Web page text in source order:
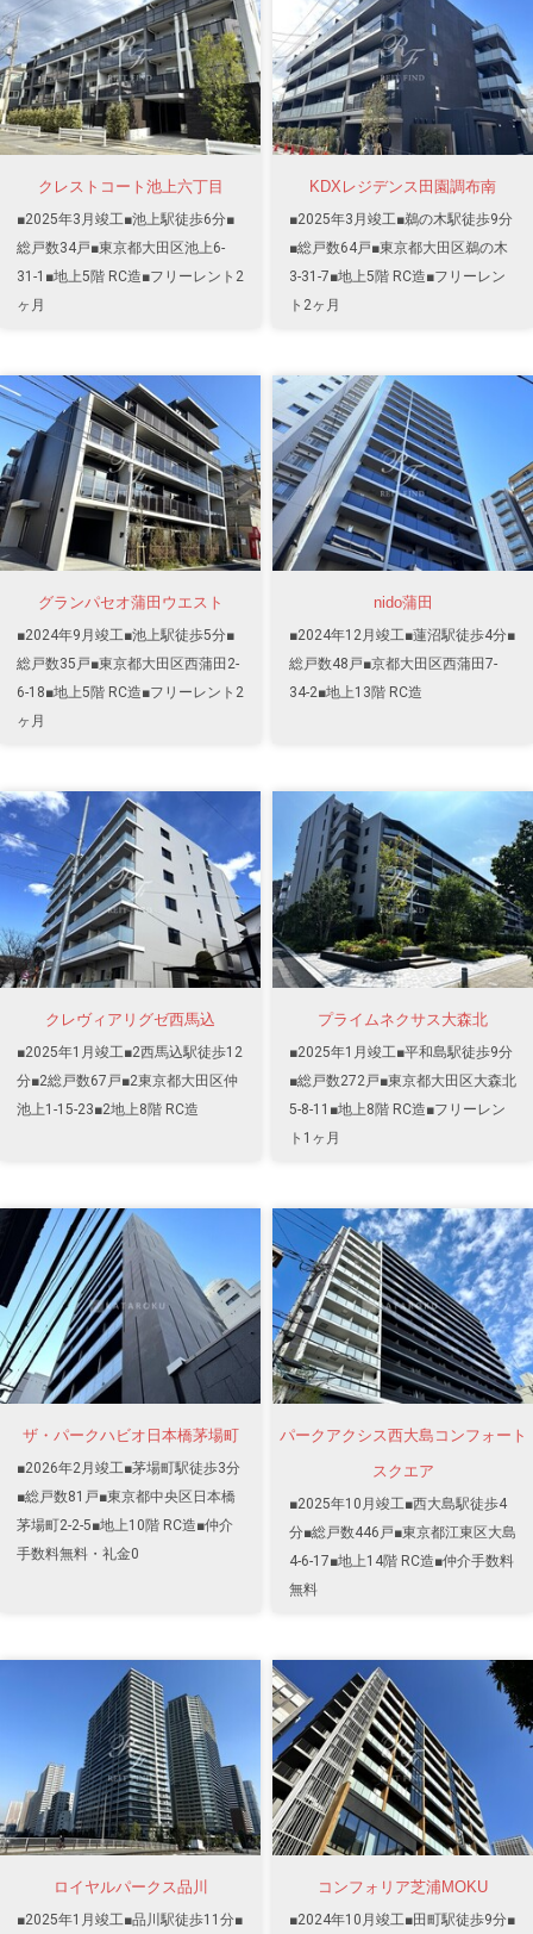
クレストコート池上六丁目
■2025年3月竣工■池上駅徒歩6分■
総戸数34戸■東京都大田区池上6-
31-1■地上5階 RC造■フリーレント2
ヶ月
KDXレジデンス田園調布南
■2025年3月竣工■鵜の木駅徒歩9分
■総戸数64戸■東京都大田区鵜の木
3-31-7■地上5階 RC造■フリーレン
ト2ヶ月
グランパセオ蒲田ウエスト
■2024年9月竣工■池上駅徒歩5分■
総戸数35戸■東京都大田区西蒲田2-
6-18■地上5階 RC造■フリーレント2
ヶ月
nido蒲田
■2024年12月竣工■蓮沼駅徒歩4分■
総戸数48戸■京都大田区西蒲田7-
34-2■地上13階 RC造
クレヴィアリグゼ西馬込
■2025年1月竣工■2西馬込駅徒歩12
分■2総戸数67戸■2東京都大田区仲
池上1-15-23■2地上8階 RC造
プライムネクサス大森北
■2025年1月竣工■平和島駅徒歩9分
■総戸数272戸■東京都大田区大森北
5-8-11■地上8階 RC造■フリーレン
ト1ヶ月
ザ・パークハビオ日本橋茅場町
■2026年2月竣工■茅場町駅徒歩3分
■総戸数81戸■東京都中央区日本橋
茅場町2-2-5■地上10階 RC造■仲介
手数料無料・礼金0
パークアクシス西大島コンフォート
スクエア
■2025年10月竣工■西大島駅徒歩4
分■総戸数446戸■東京都江東区大島
4-6-17■地上14階 RC造■仲介手数料
無料
ロイヤルパークス品川
■2025年1月竣工■品川駅徒歩11分■
コンフォリア芝浦MOKU
■2024年10月竣工■田町駅徒歩9分■